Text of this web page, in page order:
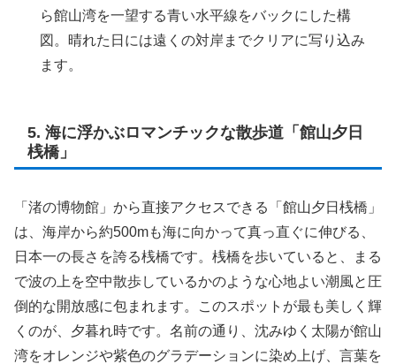
ら館山湾を一望する青い水平線をバックにした構
図。晴れた日には遠くの対岸までクリアに写り込み
ます。
5. 海に浮かぶロマンチックな散歩道「館山夕日
桟橋」
「渚の博物館」から直接アクセスできる「館山夕日桟橋」
は、海岸から約500mも海に向かって真っ直ぐに伸びる、
日本一の長さを誇る桟橋です。桟橋を歩いていると、まる
で波の上を空中散歩しているかのような心地よい潮風と圧
倒的な開放感に包まれます。このスポットが最も美しく輝
くのが、夕暮れ時です。名前の通り、沈みゆく太陽が館山
湾をオレンジや紫色のグラデーションに染め上げ、言葉を